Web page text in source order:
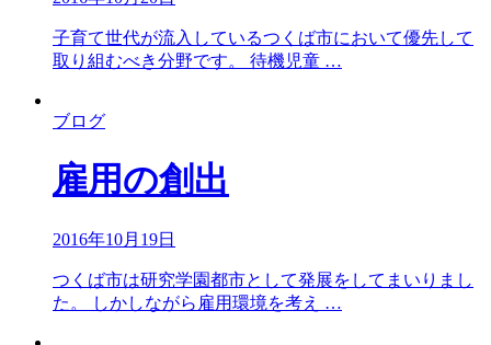
子育て世代が流入しているつくば市において優先して
取り組むべき分野です。 待機児童 …
ブログ
雇用の創出
2016年10月19日
つくば市は研究学園都市として発展をしてまいりまし
た。 しかしながら雇用環境を考え …